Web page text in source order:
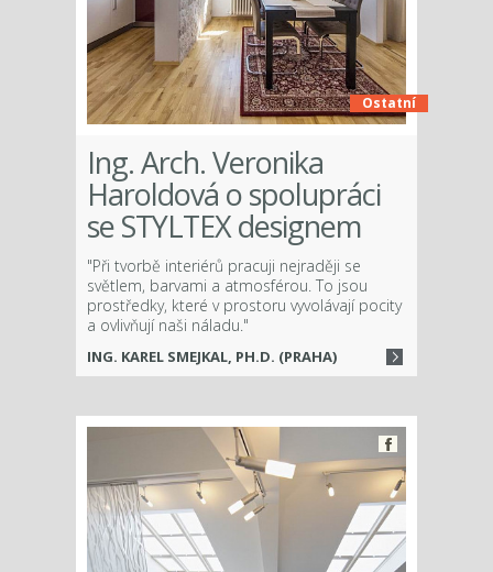
Ostatní
Ing. Arch. Veronika
Haroldová o spolupráci
se STYLTEX designem
"Při tvorbě interiérů pracuji nejraději se
světlem, barvami a atmosférou. To jsou
prostředky, které v prostoru vyvolávají pocity
a ovlivňují naši náladu."
ING. KAREL SMEJKAL, PH.D. (PRAHA)